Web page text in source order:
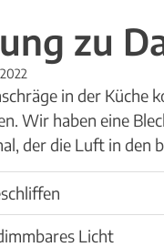
zu
in der Küche
Wir haben eine
der die Luft in
Licht